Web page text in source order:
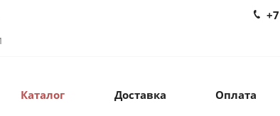
Каталог Доставка Оплата